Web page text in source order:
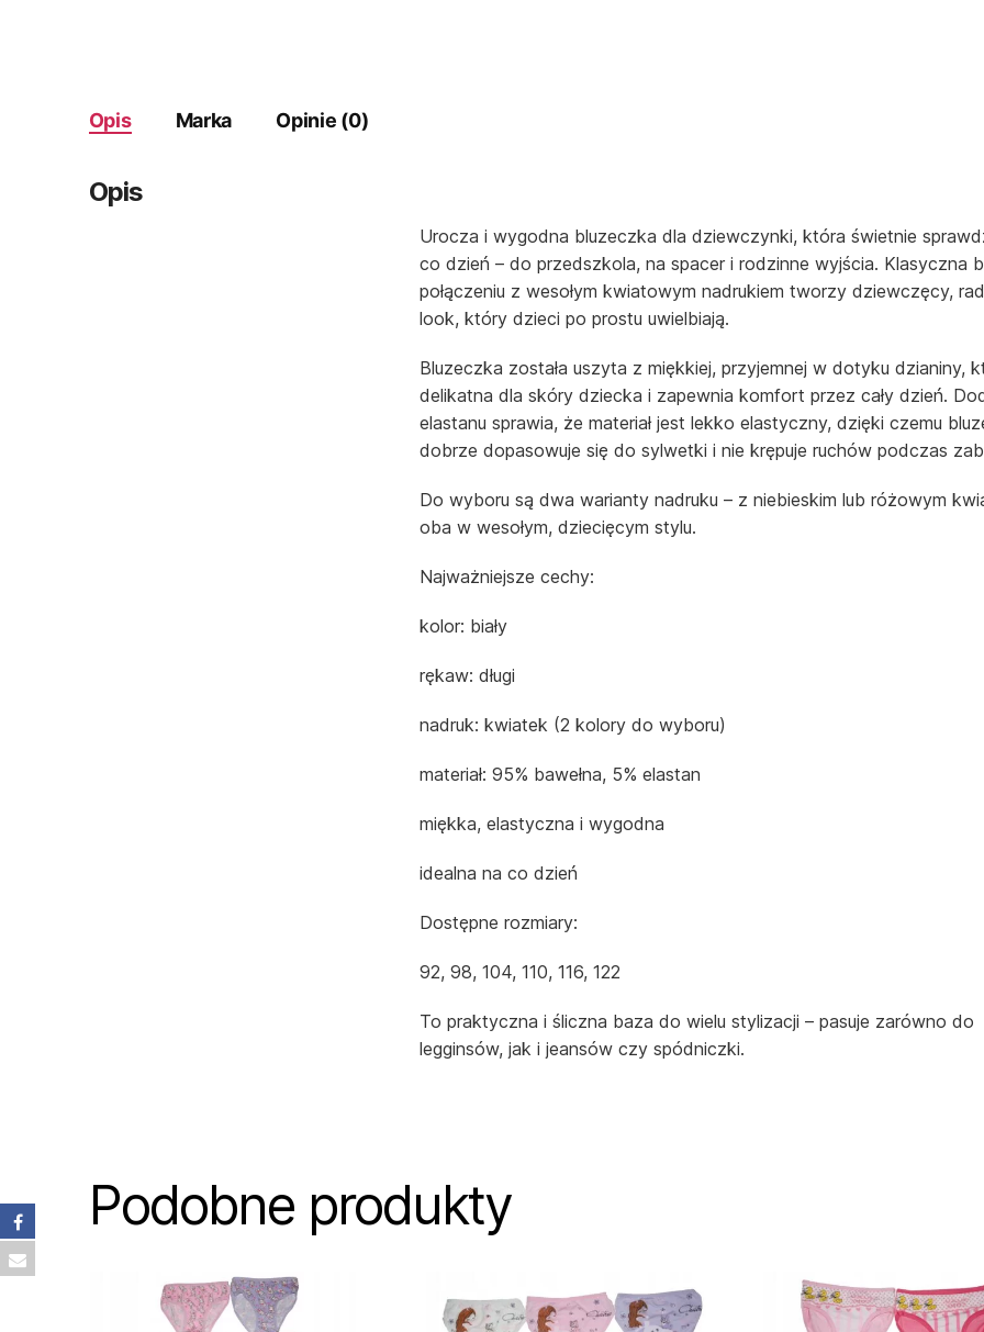
Opis Marka Opinie (0)
Opis
Urocza i wygodna bluzeczka dla dziewczynki, która świetnie
co dzień – do przedszkola, na spacer i rodzinne wyjścia. Klasyczna
połączeniu z wesołym kwiatowym nadrukiem tworzy dziewczęcy,
look, który dzieci po prostu uwielbiają.
Bluzeczka została uszyta z miękkiej, przyjemnej w dotyku dzianiny,
delikatna dla skóry dziecka i zapewnia komfort przez cały dzień.
elastanu sprawia, że materiał jest lekko elastyczny, dzięki czemu
dobrze dopasowuje się do sylwetki i nie krępuje ruchów podczas
Do wyboru są dwa warianty nadruku – z niebieskim lub różowym
oba w wesołym, dziecięcym stylu.
Najważniejsze cechy:
kolor: biały
rękaw: długi
nadruk: kwiatek (2 kolory do wyboru)
materiał: 95% bawełna, 5% elastan
miękka, elastyczna i wygodna
idealna na co dzień
Dostępne rozmiary:
92, 98, 104, 110, 116, 122
To praktyczna i śliczna baza do wielu stylizacji – pasuje zarówno do
legginsów, jak i jeansów czy spódniczki.
Podobne produkty